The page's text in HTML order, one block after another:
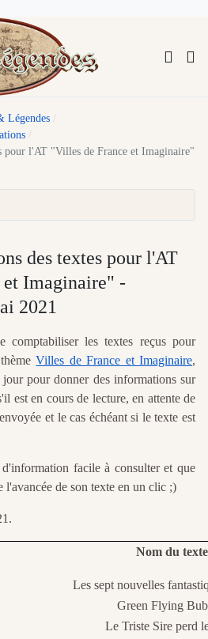
Légendes
pour l'AT "Villes de France et Imaginaire"
des textes pour l'AT
Imaginaire" -
2021
comptabiliser les textes reçus pour
Villes de France et Imaginaire,
jour pour donner des informations sur
est en cours de lecture, en attente de
et le cas échéant si le texte est
facile à consulter et que
l'avancée de son texte en un clic ;)
Nom du texte
Les sept nouvelles
Green Flying
Le Triste Sire perd